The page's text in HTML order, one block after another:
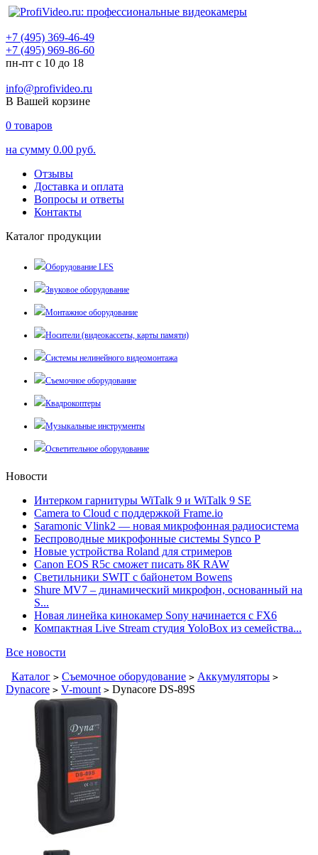
+7 (495) 369-46-49
+7 (495) 969-86-60
пн-пт с 10 до 18
info@profivideo.ru
В Вашей корзине
0 товаров
на сумму 0.00 руб.
Отзывы
Доставка и оплата
Вопросы и ответы
Контакты
Каталог продукции
Оборудование LES
Звуковое оборудование
Монтажное оборудование
Носители (видеокассеты, карты памяти)
Системы нелинейного видеомонтажа
Съемочное оборудование
Квадрокоптеры
Музыкальные инструменты
Осветительное оборудование
Новости
Интерком гарнитуры WiTalk 9 и WiTalk 9 SE
Camera to Cloud с поддержкой Frame.io
Saramonic Vlink2 — новая микрофонная радиосистема
Беспроводные микрофонные системы Synco P
Новые устройства Roland для стримеров
Canon EOS R5c сможет писать 8К RAW
Светильники SWIT с байонетом Bowens
Shure MV7 – динамический микрофон, основанный на
S...
Новая линейка кинокамер Sony начинается с FX6
Компактная Live Stream студия YoloBox из семейства...
Все новости
Каталог > Съемочное оборудование > Аккумуляторы >
Dynacore > V-mount > Dynacore DS-89S